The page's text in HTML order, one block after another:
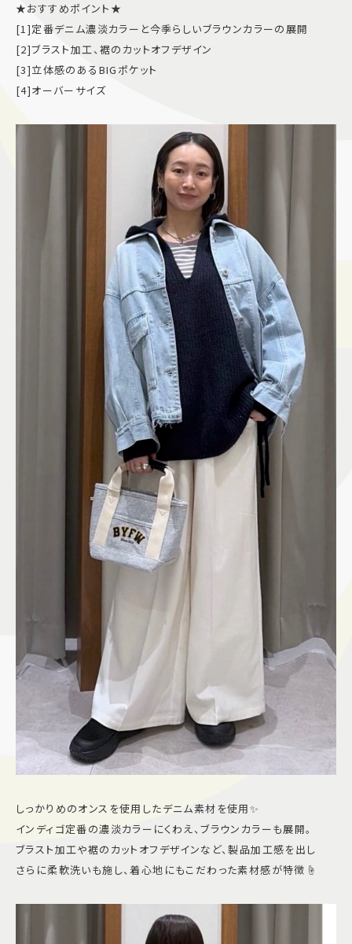
★おすすめポイント★
[1]定番デニム濃淡カラーと今季らしいブラウンカラーの展開
[2]ブラスト加工、裾のカットオフデザイン
[3]立体感のあるBIGポケット
[4]オーバーサイズ
しっかりめのオンスを使用したデニム素材を使用✨
インディゴ定番の濃淡カラーにくわえ、ブラウンカラーも展開。
ブラスト加工や裾のカットオフデザインなど、製品加工感を出し
さらに柔軟洗いも施し、着心地にもこだわった素材感が特徴☝️